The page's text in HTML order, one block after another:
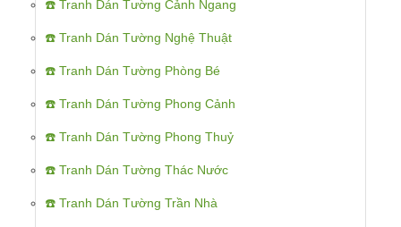
☎️ Tranh Dán Tường Cảnh Ngang
☎️ Tranh Dán Tường Nghệ Thuật
☎️ Tranh Dán Tường Phòng Bé
☎️ Tranh Dán Tường Phong Cảnh
☎️ Tranh Dán Tường Phong Thuỷ
☎️ Tranh Dán Tường Thác Nước
☎️ Tranh Dán Tường Trần Nhà